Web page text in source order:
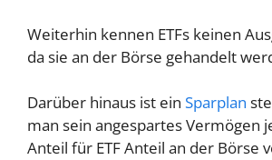
Weiterhin kennen ETFs keinen
da sie an der Börse gehandelt
Darüber hinaus ist ein Sparplan
man sein angespartes Vermögen
Anteil für ETF Anteil an der Börse